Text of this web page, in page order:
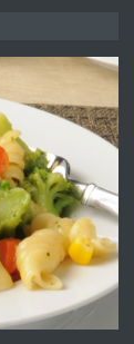
преди 10 месеца
машина -
преди 1 година